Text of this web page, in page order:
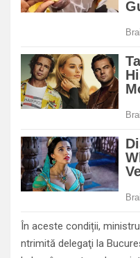
În aceste condiții,
ntrimită delegaţi la